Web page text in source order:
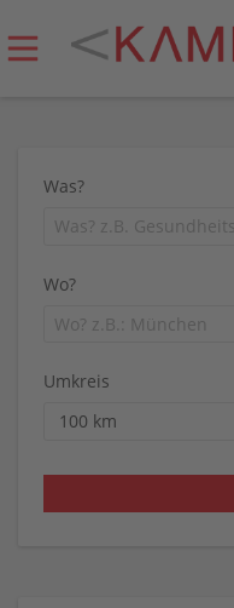
Was?
Wo?
Umkreis